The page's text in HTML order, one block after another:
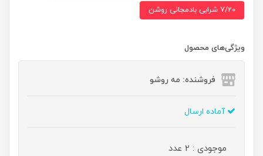
7/20 شرابی بادمجانی روشن
ویژگی‌های محصول
فروشنده: مه رو‌شو
آماده ارسال
موجودی : 2 عدد